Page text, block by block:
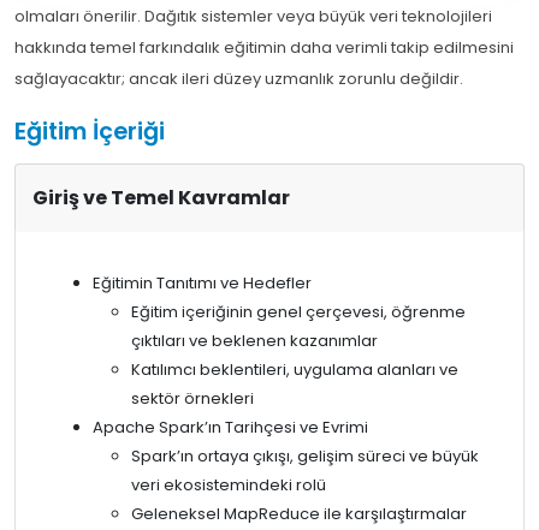
olmaları önerilir. Dağıtık sistemler veya büyük veri teknolojileri
hakkında temel farkındalık eğitimin daha verimli takip edilmesini
sağlayacaktır; ancak ileri düzey uzmanlık zorunlu değildir.
Eğitim İçeriği
Giriş ve Temel Kavramlar
Eğitimin Tanıtımı ve Hedefler
Eğitim içeriğinin genel çerçevesi, öğrenme
çıktıları ve beklenen kazanımlar
Katılımcı beklentileri, uygulama alanları ve
sektör örnekleri
Apache Spark’ın Tarihçesi ve Evrimi
Spark’ın ortaya çıkışı, gelişim süreci ve büyük
veri ekosistemindeki rolü
Geleneksel MapReduce ile karşılaştırmalar